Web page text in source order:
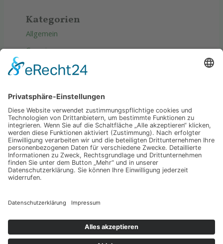
Kategorien
Allgemein
Camping
Produkte
Tipps & Tricks
Wellness
Copyright © 2026 Wasser Erde luft
Datenschutz